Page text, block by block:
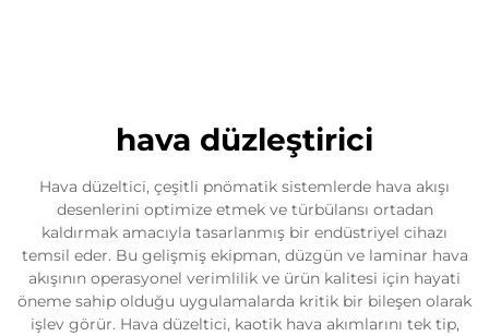
hava düzleştirici
Hava düzeltici, çeşitli pnömatik sistemlerde hava akışı
desenlerini optimize etmek ve türbülansı ortadan
kaldırmak amacıyla tasarlanmış bir endüstriyel cihazı
temsil eder. Bu gelişmiş ekipman, düzgün ve laminar hava
akışının operasyonel verimlilik ve ürün kalitesi için hayati
öneme sahip olduğu uygulamalarda kritik bir bileşen olarak
işlev görür. Hava düzeltici, kaotik hava akımlarını tek tip,